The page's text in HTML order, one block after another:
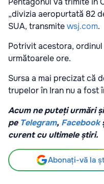
„divizia aeropurtată 82
SUA, transmitewsj.com.
Potrivit acestora,
următoarele ore.
Sursa a mai precizat că
trupelor în Iran nu a fost
Acum ne puteți urmări și
pe Telegram, Facebook
curent cu ultimele știri.
Abonați-vă la